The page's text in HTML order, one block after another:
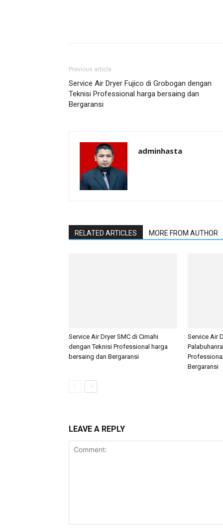
Previous article
Service Air Dryer Fujico di Grobogan dengan
Teknisi Professional harga bersaing dan
Bergaransi
adminhasta
RELATED ARTICLES MORE FROM AUTHOR
Service Air Dryer SMC di Cimahi
dengan Teknisi Professional harga
bersaing dan Bergaransi
Service Air
Bergaransi
LEAVE A REPLY